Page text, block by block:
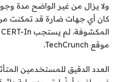
ولا يزال من غير الواضح مدة وجود
كان أي جهات ضارة قد تمكنت من
موقع TechCrunch.
العدد الدقيق للمستخدمين